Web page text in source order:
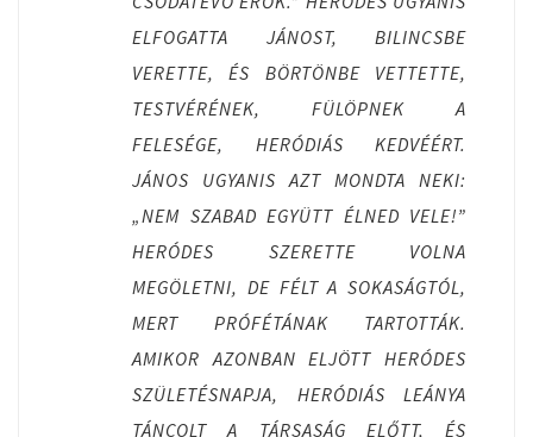
ELFOGATTA JÁNOST, BILINCSBE
VERETTE, ÉS BÖRTÖNBE VETTETTE,
TESTVÉRÉNEK, FÜLÖPNEK A
FELESÉGE, HERÓDIÁS KEDVÉÉRT.
JÁNOS UGYANIS AZT MONDTA NEKI:
„NEM SZABAD EGYÜTT ÉLNED VELE!”
HERÓDES SZERETTE VOLNA
MEGÖLETNI, DE FÉLT A SOKASÁGTÓL,
MERT PRÓFÉTÁNAK TARTOTTÁK.
AMIKOR AZONBAN ELJÖTT HERÓDES
SZÜLETÉSNAPJA, HERÓDIÁS LEÁNYA
TÁNCOLT A TÁRSASÁG ELŐTT, ÉS